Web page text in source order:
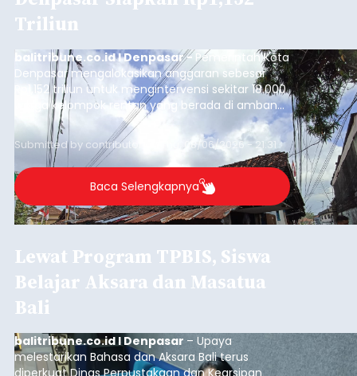
Triliun
balitribune.co.id I Denpasar - Pemerintah Kota
Denpasar mengalokasikan anggaran sebesar
Rp1,152 triliun untuk mengintervensi sekitar 18.000
warga kelompok rentan yang berada di ambang
garis kemiskinan. Langkah strategis ini diambil
guna menjaga masyarakat yang berada pada
kelompok desil 5 dan 6 tersebut agar tidak
merosot ke kategori miskin.
Submitted by contributor Thu, 08/06/2026 - 21:31
Baca Selengkapnya
Lewat Program TPBIS, Siswa
Belajar Aksara dan Masatua
Bali
balitribune.co.id I Denpasar – Upaya
melestarikan Bahasa dan Aksara Bali terus